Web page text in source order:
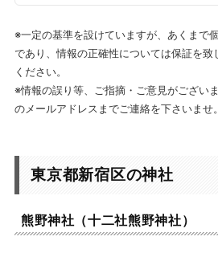
※一定の基準を設けていますが、あくまで
であり、情報の正確性については保証を致
ください。
※情報の誤り等、ご指摘・ご意見がござい
のメールアドレスまでご連絡を下さいませ。
東京都新宿区の神社
熊野神社（十二社熊野神社）